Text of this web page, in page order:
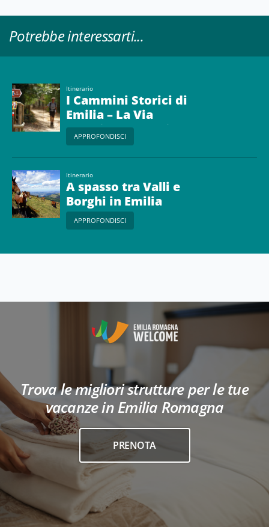
Potrebbe interessarti...
Itinerario
I Cammini Storici di
Emilia – La Via
Francigena, da Piacenza
al Passo della Cisa
APPROFONDISCI
Itinerario
A spasso tra Valli e
Borghi in Emilia
APPROFONDISCI
Trova le migliori strutture per le tue
vacanze in Emilia Romagna
PRENOTA